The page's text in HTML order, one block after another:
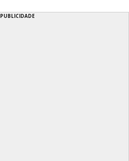
PUBLICIDADE